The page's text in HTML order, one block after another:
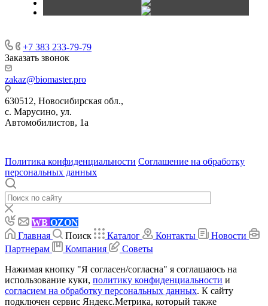
+7 383 233-79-79
Заказать звонок
zakaz@biomaster.pro
630512, Новосибирская обл.,
с. Марусино, ул.
Автомобилистов, 1а
Политика конфиденциальности Соглашение на обработку
персональных данных
WB OZON
Главная
Поиск Каталог Контакты
Новости
Партнерам
Компания
Советы
Нажимая кнопку "Я согласен/согласна" я соглашаюсь на
использование куки, политику конфиденциальности и
согласием на обработку персональных данных. К сайту
подключен сервис Яндекс.Метрика, который также